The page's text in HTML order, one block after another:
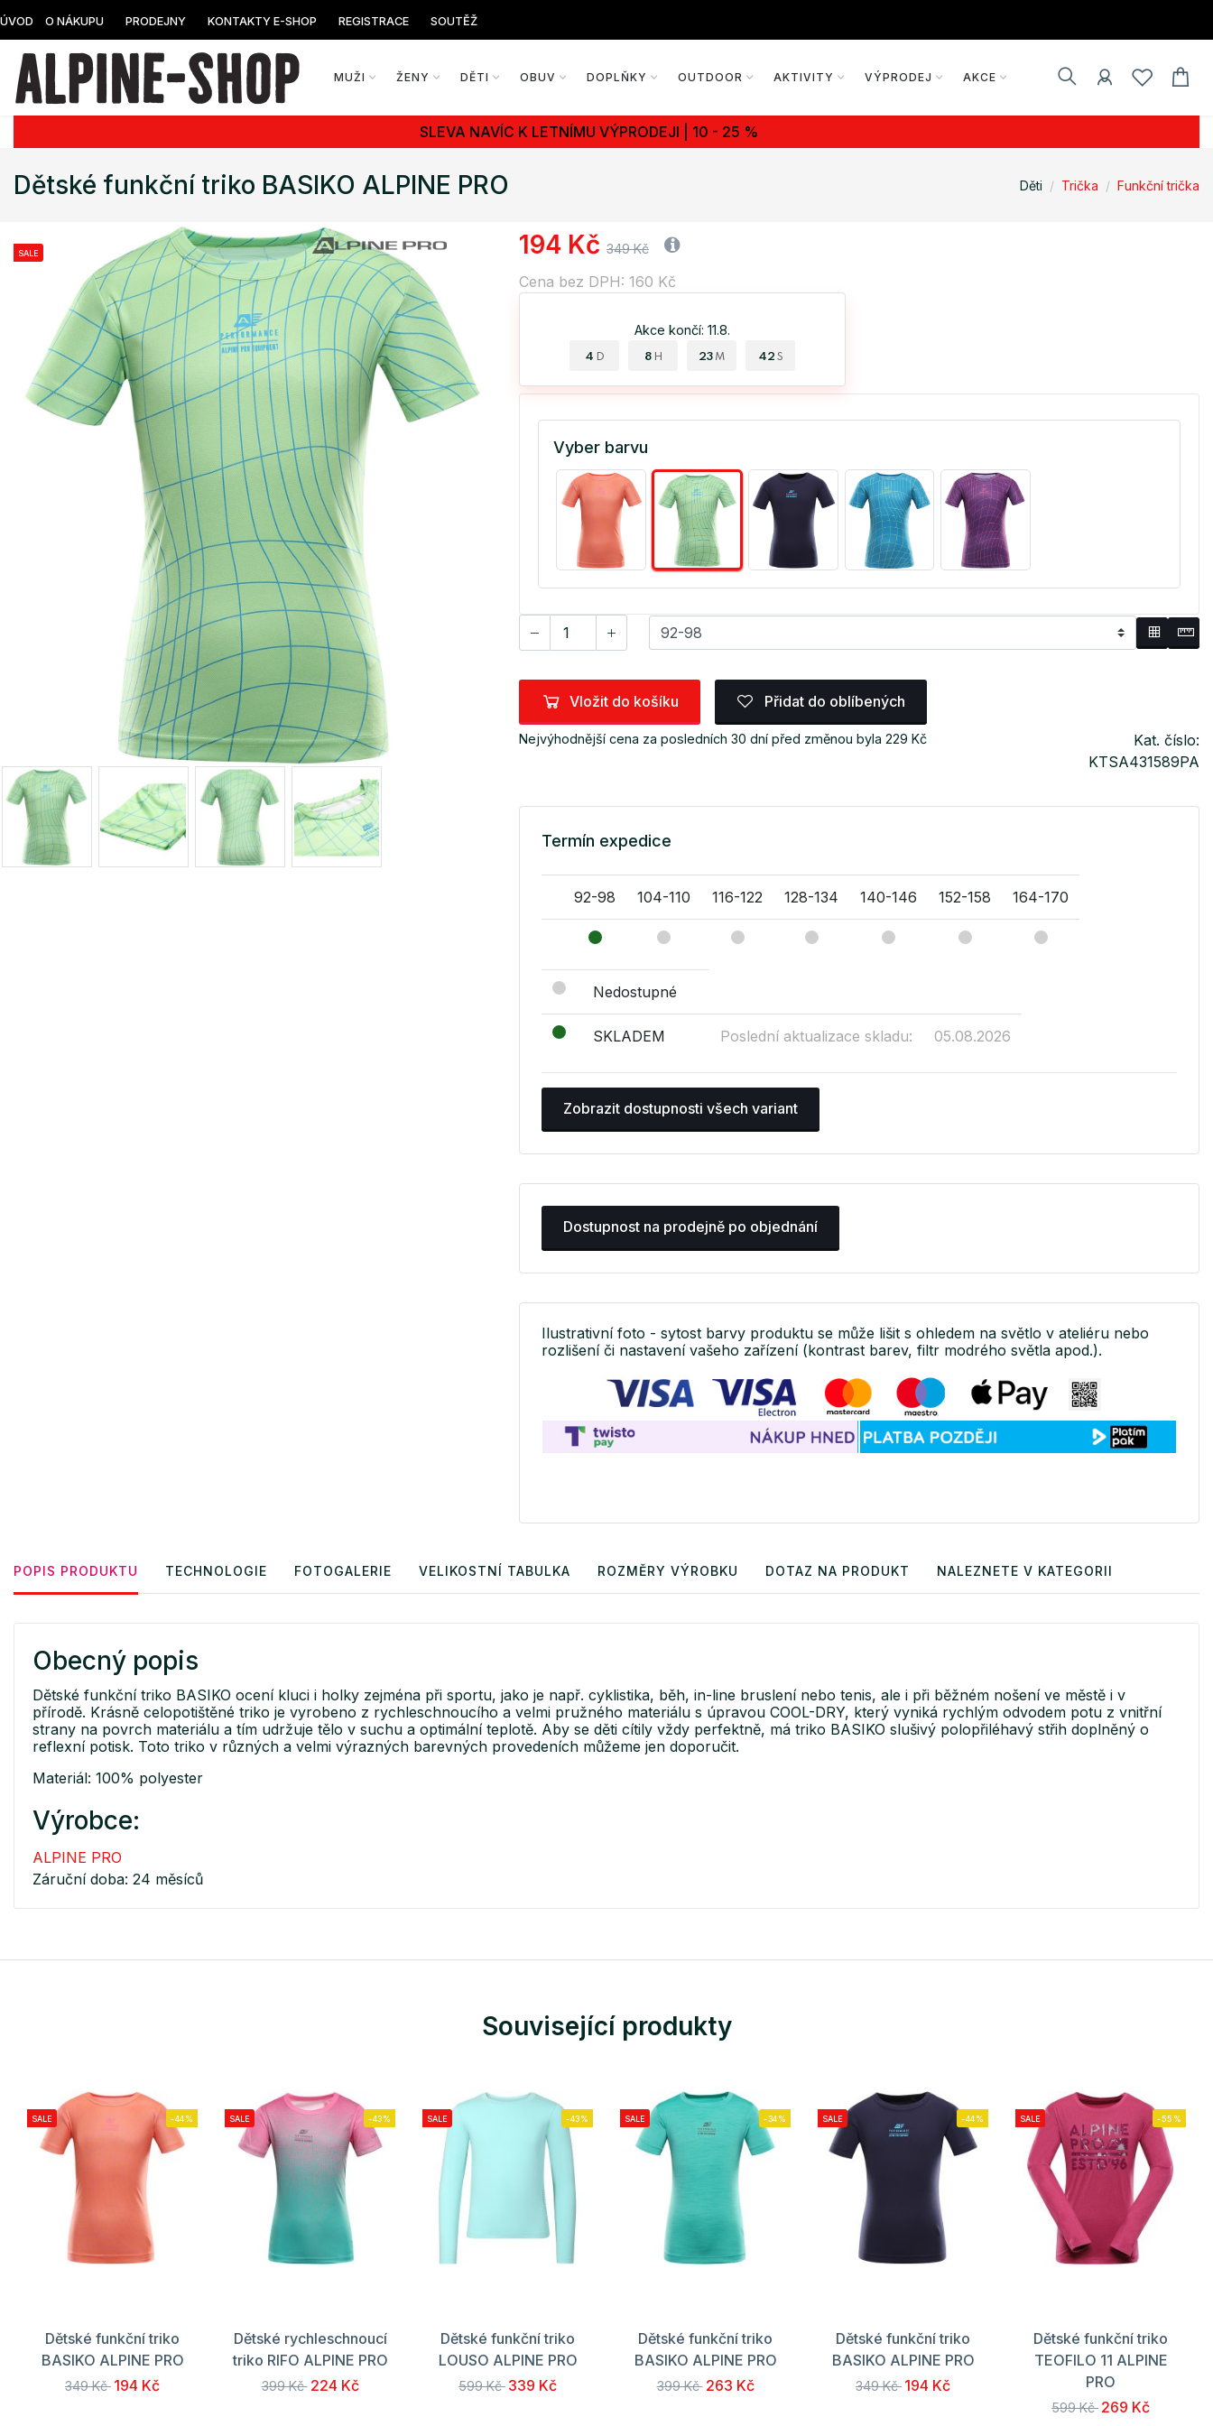
ÚVOD O NÁKUPU PRODEJNY KONTAKTY E-SHOP REGISTRACE SOUTĚŽ
MUŽI ŽENY DĚTI OBUV DOPLŇKY OUTDOOR AKTIVITY VÝPRODEJ AKCE
SLEVA NAVÍC K LETNÍMU VÝPRODEJI | 10 - 25 %
Dětské funkční triko BASIKO ALPINE PRO Děti Trička Funkční trička
SALE 194 Kč 349 Kč
Cena bez DPH: 160 Kč
Akce končí: 11.8.
4 D 8 H 23 M 41 S
Vyber barvu
Vložit do košíku Přidat do oblíbených
Nejvýhodnější cena za posledních 30 dní před změnou byla 229 Kč
Kat. číslo:
KTSA431589PA
Termín expedice
92-98 104-110 116-122 128-134 140-146 152-158 164-170
Nedostupné
SKLADEM Poslední aktualizace skladu: 05.08.2026
Zobrazit dostupnosti všech variant
Dostupnost na prodejně po objednání
Ilustrativní foto - sytost barvy produktu se může lišit s ohledem na světlo v ateliéru nebo
rozlišení či nastavení vašeho zařízení (kontrast barev, filtr modrého světla apod.).
POPIS PRODUKTU TECHNOLOGIE FOTOGALERIE VELIKOSTNÍ TABULKA ROZMĚRY VÝROBKU DOTAZ NA PRODUKT NALEZNETE V KATEGORII
Obecný popis
Dětské funkční triko BASIKO ocení kluci i holky zejména při sportu, jako je např. cyklistika, běh, in-line bruslení nebo tenis, ale i při běžném nošení ve městě i v
přírodě. Krásně celopotištěné triko je vyrobeno z rychleschnoucího a velmi pružného materiálu s úpravou COOL-DRY, který vyniká rychlým odvodem potu z vnitřní
strany na povrch materiálu a tím udržuje tělo v suchu a optimální teplotě. Aby se děti cítily vždy perfektně, má triko BASIKO slušivý polopřiléhavý střih doplněný o
reflexní potisk. Toto triko v různých a velmi výrazných barevných provedeních můžeme jen doporučit.
Materiál: 100% polyester
Výrobce:
ALPINE PRO
Záruční doba: 24 měsíců
Související produkty
SALE -44%
Dětské funkční triko
BASIKO ALPINE PRO
349 Kč 194 Kč
SALE -43%
Dětské rychleschnoucí
triko RIFO ALPINE PRO
399 Kč 224 Kč
SALE -43%
Dětské funkční triko
LOUSO ALPINE PRO
599 Kč 339 Kč
SALE -34%
Dětské funkční triko
BASIKO ALPINE PRO
399 Kč 263 Kč
SALE -44%
Dětské funkční triko
BASIKO ALPINE PRO
349 Kč 194 Kč
SALE -55%
Dětské funkční triko
TEOFILO 11 ALPINE
PRO
599 Kč 269 Kč